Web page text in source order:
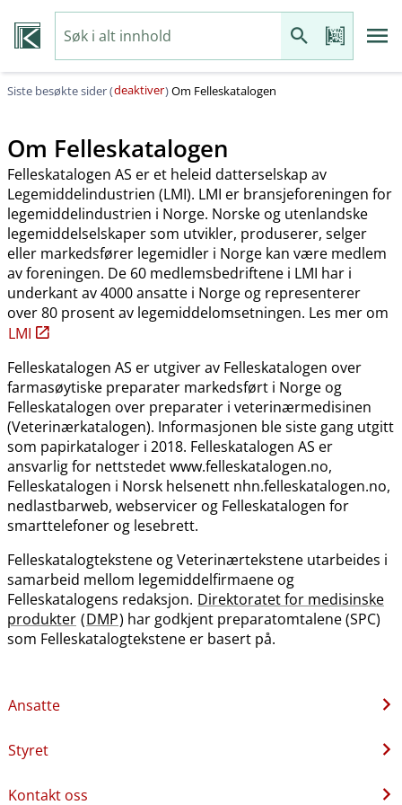
Siste besøkte sider (deaktiver)Om Felleskatalogen
Om Felleskatalogen
Felleskatalogen AS er et heleid datterselskap av
Legemiddelindustrien (LMI). LMI er bransjeforeningen for
legemiddelindustrien i Norge. Norske og utenlandske
legemiddelselskaper som utvikler, produserer, selger
eller markedsfører legemidler i Norge kan være medlem
av foreningen. De 60 medlemsbedriftene i LMI har i
underkant av 4000 ansatte i Norge og representerer
over 80 prosent av legemiddelomsetningen. Les mer om
LMI
Felleskatalogen AS er utgiver av Felleskatalogen over
farmasøytiske preparater markedsført i Norge og
Felleskatalogen over preparater i veterinærmedisinen
(Veterinærkatalogen). Informasjonen ble siste gang utgitt
som papirkataloger i 2018. Felleskatalogen AS er
ansvarlig for nettstedet www.felleskatalogen.no,
Felleskatalogen i Norsk helsenett nhn.felleskatalogen.no,
nedlastbarweb, webservicer og Felleskatalogen for
smarttelefoner og lesebrett.
Felleskatalogtekstene og Veterinærtekstene utarbeides i
samarbeid mellom legemiddelfirmaene og
Felleskatalogens redaksjon. Direktoratet for medisinske
produkter (DMP) har godkjent preparatomtalene (SPC)
som Felleskatalogtekstene er basert på.
Ansatte
Styret
Kontakt oss